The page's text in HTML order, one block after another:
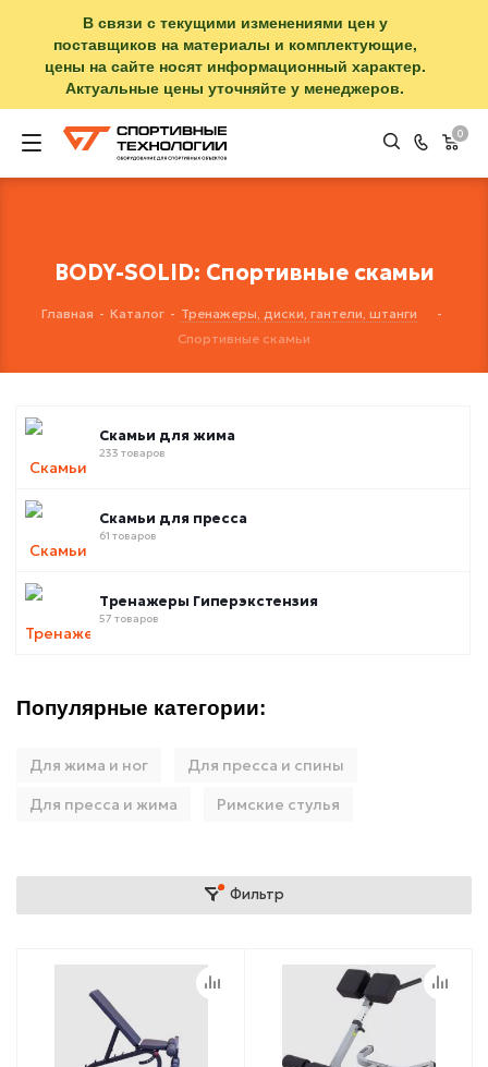
В связи с текущими изменениями цен у
поставщиков на материалы и комплектующие,
цены на сайте носят информационный характер.
Актуальные цены уточняйте у менеджеров.
0
BODY-SOLID: Спортивные скамьи
Главная - Каталог - Тренажеры, диски, гантели, штанги
-
Спортивные скамьи
Скамьи для жима
233 товаров
Скамьи для пресса
61 товаров
Тренажеры Гиперэкстензия
57 товаров
Популярные категории:
Для жима и ног
Для пресса и спины
Для пресса и жима
Римские стулья
Фильтр